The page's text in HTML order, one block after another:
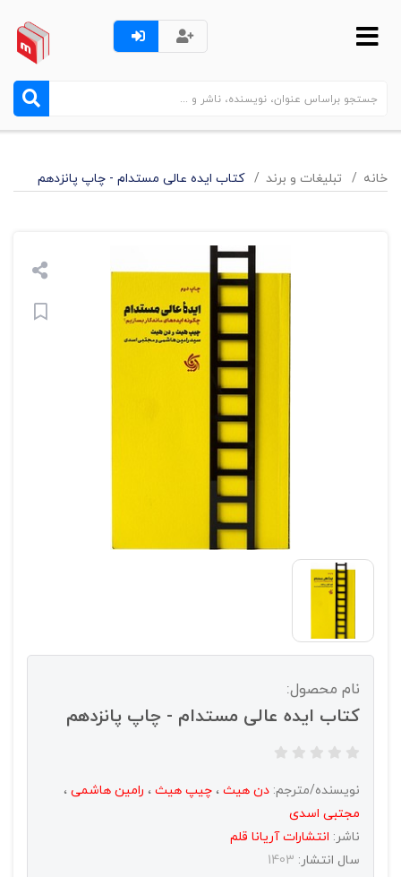
خانه تبليغات و برند کتاب ایده عالی مستدام - چاپ پانزدهم
نام محصول:
کتاب ایده عالی مستدام - چاپ پانزدهم
نویسنده/مترجم: دن هیث ، چیپ هیث ، رامین هاشمی ،
مجتبی اسدی
ناشر: انتشارات آريانا قلم
سال انتشار: 1403